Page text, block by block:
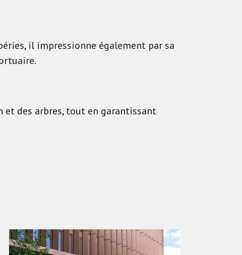
il impressionne également par sa
des arbres, tout en garantissant